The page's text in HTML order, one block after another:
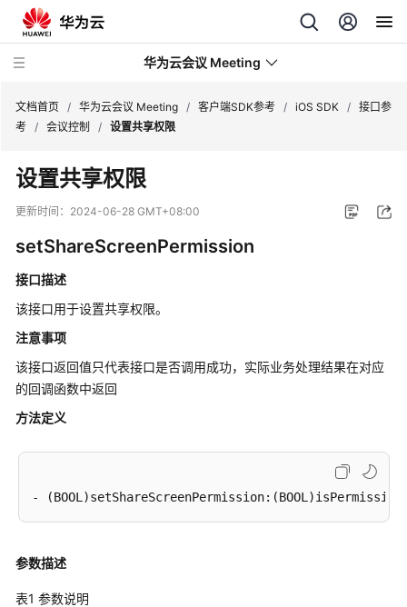
华为云会议 Meeting
最
新
动
务
公
产
品
介
绍
购
买
文档首页 / 华为云会议 Meeting / 客户端SDK参考 / iOS SDK / 接口参
考 / 会议控制 / 设置共享权限
设置共享权限
更新时间： 2024-06-28 GMT+08:00
setShareScreenPermission
接口描述
该接口用于设置共享权限。
注意事项
该接口返回值只代表接口是否调用成功，实际业务处理结果在对应
的回调函数中返回
方法定义
参数描述
表1 参数说明